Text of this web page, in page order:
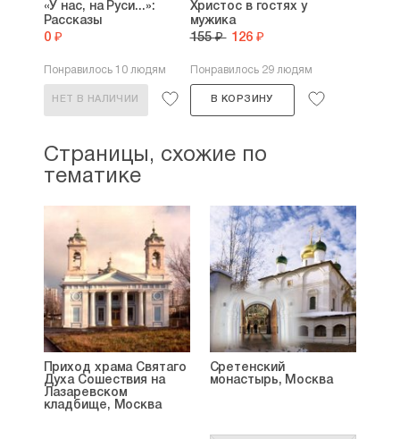
«У нас, на Руси...»:
Рассказы
0 ₽
Понравилось 10 людям
НЕТ В НАЛИЧИИ
Христос в гостях у
мужика
155 ₽ 126 ₽
Понравилось 29 людям
В КОРЗИНУ
Страницы, схожие по
тематике
Приход храма Святаго
Духа Сошествия на
Лазаревском
кладбище, Москва
Сретенский
монастырь, Москва